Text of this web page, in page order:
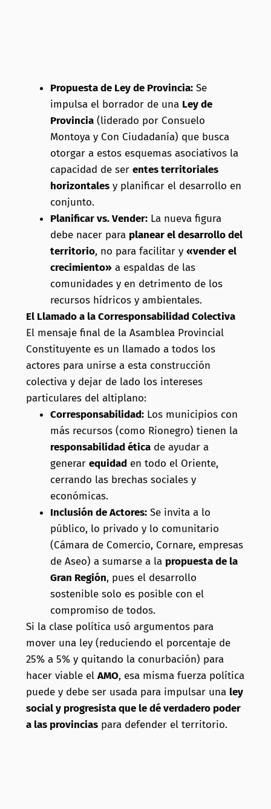
Propuesta de Ley de Provincia:Se
impulsa el borrador de una Ley de
Provincia(liderado por Consuelo
Montoya y Con Ciudadanía) que busca
otorgar a estos esquemas asociativos la
capacidad de ser entes territoriales
horizontalesy planificar el desarrollo en
conjunto.
Planificar vs. Vender:La nueva figura
debe nacer para planear el desarrollo del
territorio, no para facilitar y «vender el
crecimiento» a espaldas de las
comunidades y en detrimento de los
recursos hídricos y ambientales.
El Llamado a la Corresponsabilidad Colectiva
El mensaje final de la Asamblea Provincial
Constituyente es un llamado a todos los
actores para unirse a esta construcción
colectiva y dejar de lado los intereses
particulares del altiplano:
Corresponsabilidad:Los municipios con
más recursos (como Rionegro) tienen la
responsabilidad éticade ayudar a
generar equidaden todo el Oriente,
cerrando las brechas sociales y
económicas.
Inclusión de Actores:Se invita a lo
público, lo privado y lo comunitario
(Cámara de Comercio, Cornare, empresas
de Aseo) a sumarse a la propuesta de la
Gran Región, pues el desarrollo
sostenible solo es posible con el
compromiso de todos.
Si la clase política usó argumentos para
mover una ley (reduciendo el porcentaje de
25% a 5% y quitando la conurbación) para
hacer viable el AMO, esa misma fuerza política
puede y debe ser usada para impulsar una ley
social y progresista que le dé verdadero poder
a las provinciaspara defender el territorio.